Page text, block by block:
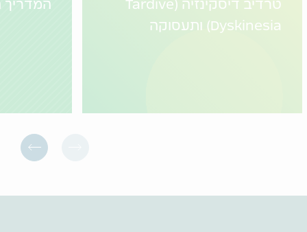
טרדיב דיסקינזיה (Tardive
Dyskinesia) ותעסוקה
המדריך